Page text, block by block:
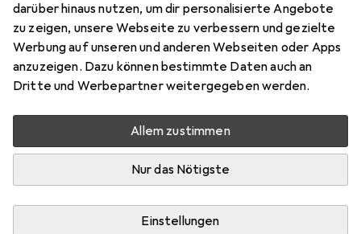
darüber hinaus nutzen, um dir personalisierte Angebote
zu zeigen, unsere Webseite zu verbessern und gezielte
Werbung auf unseren und anderen Webseiten oder Apps
anzuzeigen. Dazu können bestimmte Daten auch an
Dritte und Werbepartner weitergegeben werden.
Allem zustimmen
Nur das Nötigste
Einstellungen
Testberichte
Gut bei 5 Tests
Aktuell nicht lieferbar
Benachrichtigen, wenn lieferbar
Vergleichen Merken
Kostenloser Versand ab 30,– i